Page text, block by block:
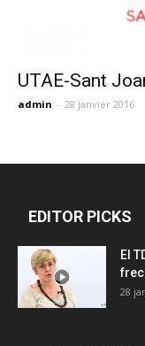
UTAE-Sant
admin - 28 janvier 2016
EDITOR PICKS
El
28